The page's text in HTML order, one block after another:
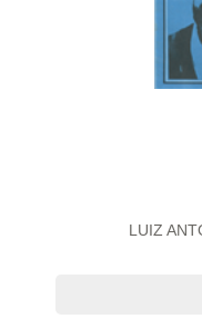
LUIZ